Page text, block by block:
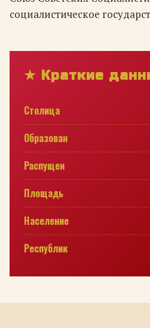
социалистическое
★ Краткие
Столица
Образован
Распущен
Площадь
Население
Республик